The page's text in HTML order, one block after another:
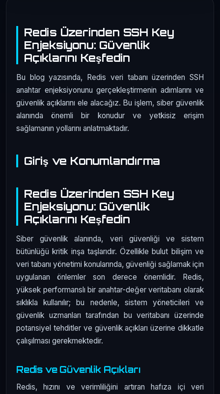
Redis Üzerinden SSH Key
Enjeksiyonu: Güvenlik
Açıklarını Keşfedin
Bu blog yazısında, Redis veri tabanı üzerinden SSH
anahtar enjeksiyonunu gerçekleştirmenin adımlarını ve
güvenlik açıklarını ele alacağız. Bu işlem, siber güvenlik
alanında önemli bir konudur ve yetkisiz erişim
sağlamanın yollarını anlatmaktadır.
Giriş ve Konumlandırma
Redis Üzerinden SSH Key
Enjeksiyonu: Güvenlik
Açıklarını Keşfedin
Siber güvenlik alanında, veri güvenliği ve sistem
bütünlüğü kritik inşa taşlarıdır. Özellikle bulut bilişim ve
veri tabanı yönetimi konularında, güvenliği sağlamak için
uygulanan önlemler son derece önemlidir. Redis,
yüksek performanslı bir anahtar-değer veritabanı olarak
sıklıkla kullanılır; bu nedenle, sistem yöneticileri ve
güvenlik uzmanları tarafından bu veritabanı üzerinde
potansiyel tehditler ve güvenlik açıkları üzerine dikkatle
çalışılması gerekmektedir.
Redis ve Güvenlik Açıkları
Redis, hızını ve verimliliğini artıran hafıza içi veri